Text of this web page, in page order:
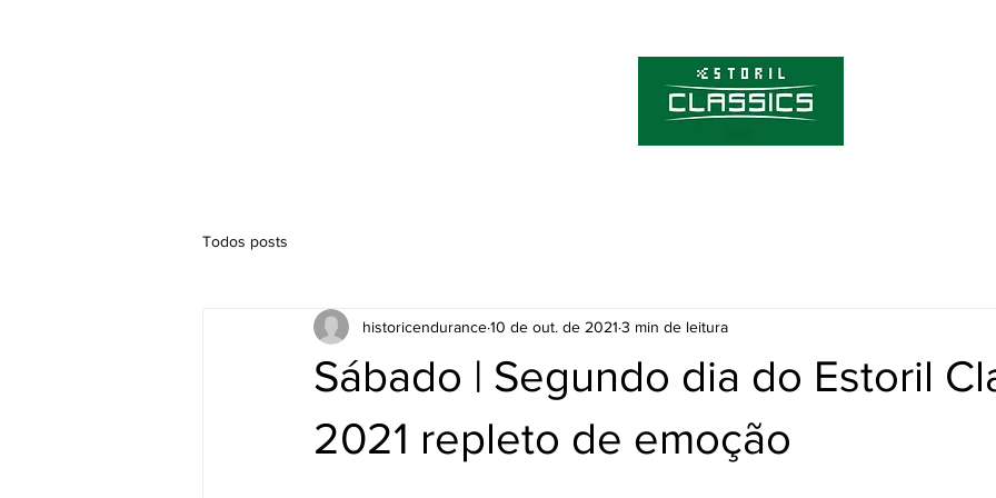
Todos posts
Sábado | Segundo dia do Estoril
2021 repleto de emoção
historicendurance10 de out. de 2021 3 min de leitura